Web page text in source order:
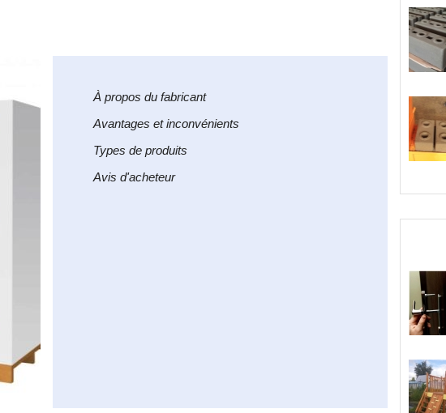
À propos du fabricant
Avantages et inconvénients
Types de produits
Avis d'acheteur